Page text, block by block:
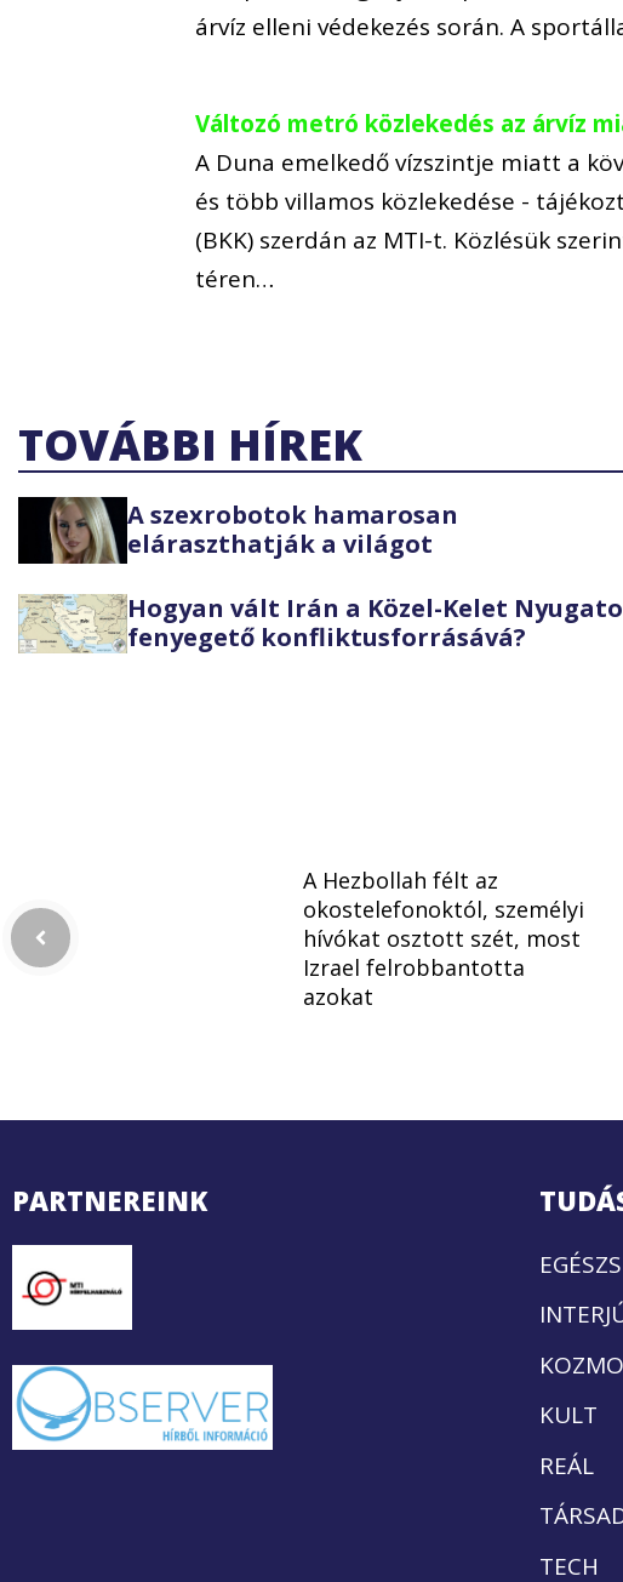
árvíz elleni védekezés során. A
Változó metró közlekedés az árvíz
A Duna emelkedő vízszintje miatt a
és több villamos közlekedése -
(BKK) szerdán az MTI-t. Közlésük
téren…
TOVÁBBI HÍREK
A szexrobotok hamarosan
eláraszthatják a világot
Hogyan vált Irán a Közel-Kelet
fenyegető konfliktusforrásává?
A Hezbollah félt az
okostelefonoktól, személyi
hívókat osztott szét, most
Izrael felrobbantotta
azokat
PARTNEREINK
KULT
REÁL
TECH